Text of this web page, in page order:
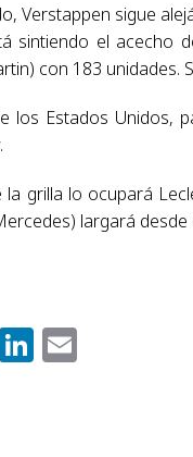
Verstappen sigue
sintiendo el acecho
con 183 unidades.
los Estados
la grilla lo ocupará
largará
WhatsApp
LinkedIn